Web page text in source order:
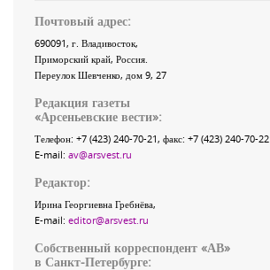
Почтовый адрес:
690091, г. Владивосток,
Приморский край, Россия
Переулок Шевченко, дом 9, 27
Редакция газеты
«Арсеньевские вести»:
Телефон: +7 (423) 240-70-21, факс: +7 (423) 240-70-22
E-mail: av@arsvest.ru
Редактор:
Ирина Георгиевна Гребнёва,
E-mail: editor@arsvest.ru
Собственный корреспондент «АВ»
в Санкт-Петербурге: